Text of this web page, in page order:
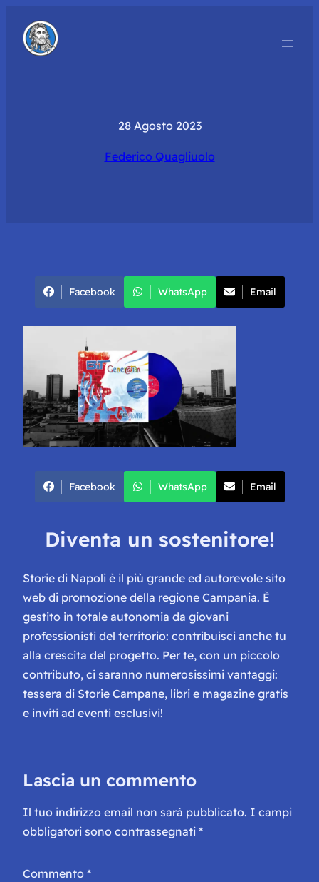
28 Agosto 2023
Federico Quagliuolo
Facebook WhatsApp Email
Facebook WhatsApp Email
Diventa un sostenitore!
Storie di Napoli è il più grande ed autorevole sito
web di promozione della regione Campania. È
gestito in totale autonomia da giovani
professionisti del territorio: contribuisci anche tu
alla crescita del progetto. Per te, con un piccolo
contributo, ci saranno numerosissimi vantaggi:
tessera di Storie Campane, libri e magazine gratis
e inviti ad eventi esclusivi!
Lascia un commento
Il tuo indirizzo email non sarà pubblicato. I campi
obbligatori sono contrassegnati *
Commento *